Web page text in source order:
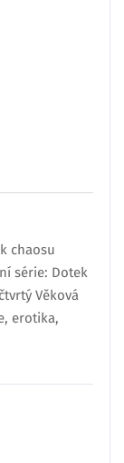
chaosu
série: Dotek
Věková
erotika,